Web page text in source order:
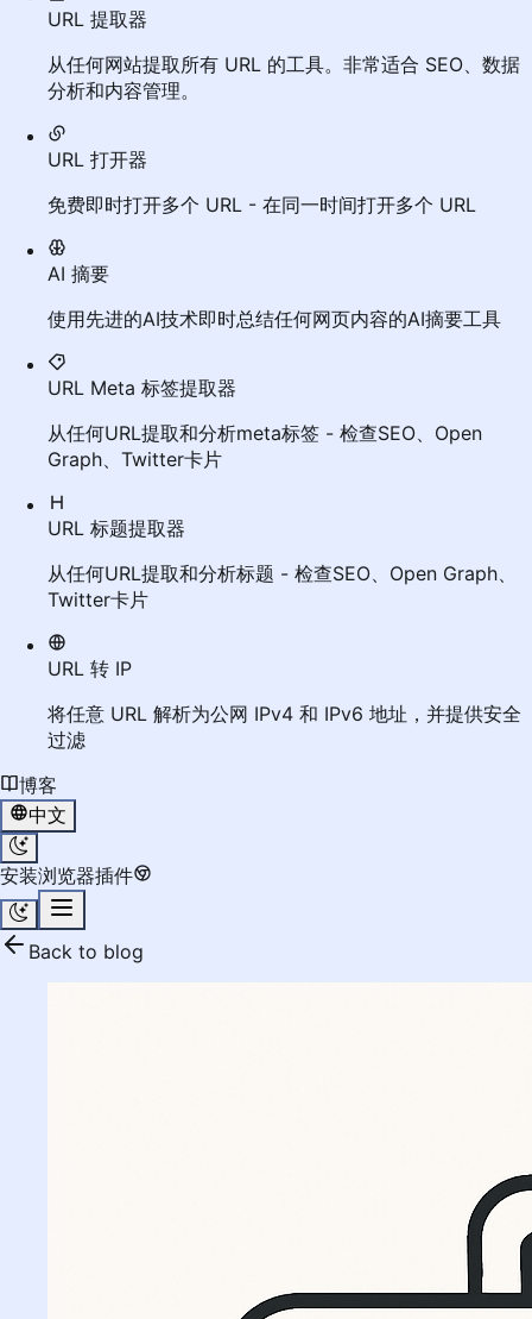
URL 提取器
从任何网站提取所有 URL 的工具。非常适合 SEO、数据
分析和内容管理。
URL 打开器
免费即时打开多个 URL - 在同一时间打开多个 URL
AI 摘要
使用先进的AI技术即时总结任何网页内容的AI摘要工具
URL Meta 标签提取器
从任何URL提取和分析meta标签 - 检查SEO、Open
Graph、Twitter卡片
URL 标题提取器
从任何URL提取和分析标题 - 检查SEO、Open Graph、
Twitter卡片
URL 转 IP
将任意 URL 解析为公网 IPv4 和 IPv6 地址，并提供安全
过滤
博客
中文
安装浏览器插件
Back to blog